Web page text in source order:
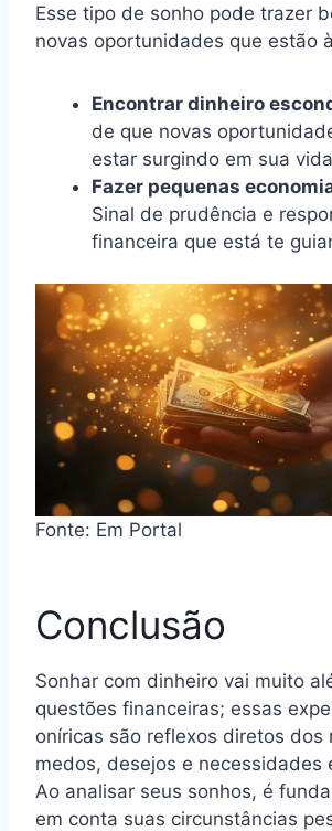
Esse tipo de sonho pode trazer
novas oportunidades que estão
Encontrar dinheiro
de que novas
estar surgindo em sua
Fazer pequenas
Sinal de prudência e
financeira que está te
Fonte: Em Portal
Conclusão
Sonhar com dinheiro vai muito
questões financeiras; essas
oníricas são reflexos diretos dos
medos, desejos e necessidades
Ao analisar seus sonhos, é
em conta suas circunstâncias